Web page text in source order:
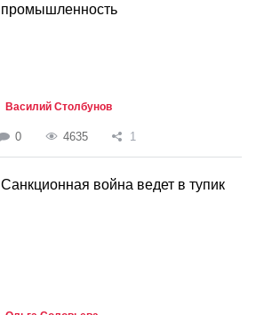
промышленность
Василий Столбунов
0 4635 1
Санкционная война ведет в тупик